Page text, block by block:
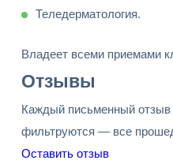
Теледерматология.
Владеет всеми приемами
Отзывы
Каждый письменный отзыв
фильтруются — все
Оставить отзыв